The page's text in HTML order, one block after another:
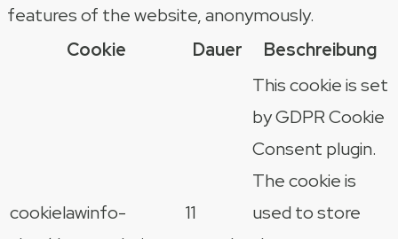
features of the website, anonymously.
Cookie
Dauer Beschreibung
cookielawinfo-
11
This cookie is set
by GDPR Cookie
Consent plugin.
The cookie is
used to store